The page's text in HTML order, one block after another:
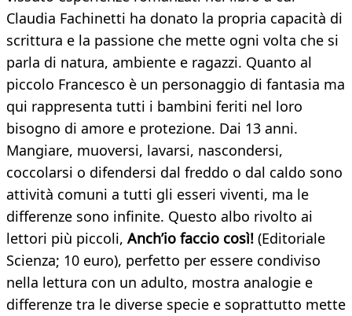
Claudia Fachinetti ha donato la propria capacità di
scrittura e la passione che mette ogni volta che si
parla di natura, ambiente e ragazzi. Quanto al
piccolo Francesco è un personaggio di fantasia ma
qui rappresenta tutti i bambini feriti nel loro
bisogno di amore e protezione. Dai 13 anni.
Mangiare, muoversi, lavarsi, nascondersi,
coccolarsi o difendersi dal freddo o dal caldo sono
attività comuni a tutti gli esseri viventi, ma le
differenze sono infinite. Questo albo rivolto ai
lettori più piccoli, Anch’io faccio così! (Editoriale
Scienza; 10 euro), perfetto per essere condiviso
nella lettura con un adulto, mostra analogie e
differenze tra le diverse specie e soprattutto mette